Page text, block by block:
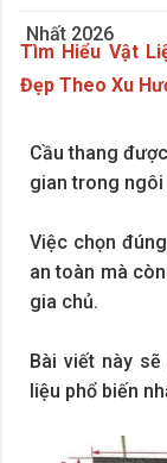
Nhất 2026
Tìm Hiểu Vật
Đẹp Theo Xu
Cầu thang
gian trong ngôi
Việc chọn
an toàn mà
gia chủ.
Bài viết này
liệu phổ biến